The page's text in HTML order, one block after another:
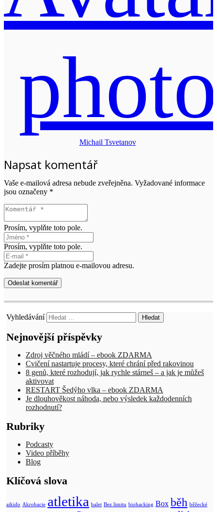
Michail Tsvetanov
Napsat komentář
Vaše e-mailová adresa nebude zveřejněna. Vyžadované informace
jsou označeny *
Prosím, vyplňte toto pole.
Prosím, vyplňte toto pole.
Zadejte prosím platnou e-mailovou adresu.
Odeslat komentář
Vyhledávání
Nejnovější příspěvky
Zdroj věčného mládí – ebook ZDARMA
Cvičení nastartuje procesy, které chrání před rakovinou
8 genů, které rozhodují, jak rychle stárneš – a jak je můžeš
aktivovat
RESTART Šedýho vlka – ebook ZDARMA
Je dlouhověkost náhoda, nebo výsledek každodenních
rozhodnutí?
Rubriky
Podcasty
Video příběhy
Blog
Klíčová slova
aikido Akrobacie atletika balet Bez limitu biohacking Box běh běžecké